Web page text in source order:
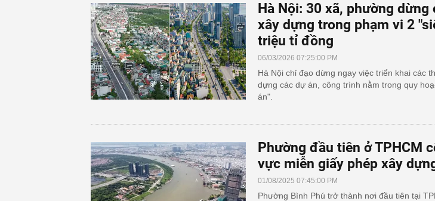
Hà Nội: 30 xã, phường dừng
xây dựng trong phạm vi 2
triệu tỉ đồng
06/03/2026 07:25:00 PM
Hà Nội chỉ đạo dừng ngay việc triển khai các
dựng các dự án, công trình nằm trong quy
án".
Phường đầu tiên ở TPHCM
vực miễn giấy phép xây
01/08/2025 07:45:00 PM
Phường Bình Phú trở thành nơi đầu tiên tại